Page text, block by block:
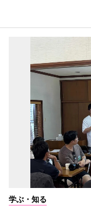
学ぶ・知る